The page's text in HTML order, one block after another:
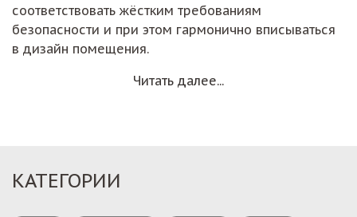
соответствовать жёстким требованиям
безопасности и при этом гармонично вписываться
в дизайн помещения.
Читать далее...
КАТЕГОРИИ